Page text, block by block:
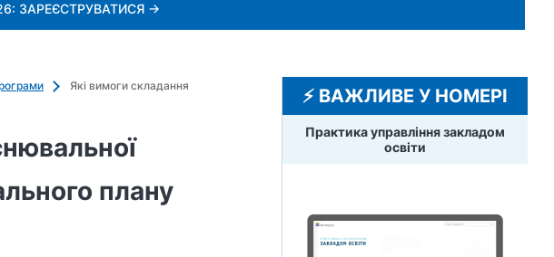
ЗАРЕЄСТРУВАТИСЯ →
Які вимоги складання
плану
⚡️ ВАЖЛИВЕ У НОМЕРІ
Практика управління закладом
освіти